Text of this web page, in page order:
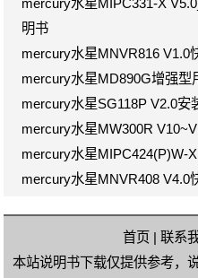
明书
mercury水星MNVR816 V1.0
mercury水星MD890G增强型
mercury水星SG118P V2.0安
mercury水星MW300R
mercury水星MIPC424(P)W-
mercury水星MNVR408 V4.0
首页 | 联系
本站说明书下载仅提供参考，